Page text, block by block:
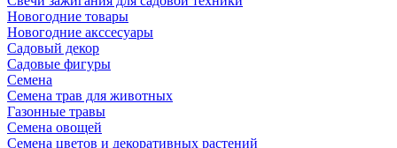
Новогодние товары
Новогодние акссесуары
Садовый декор
Садовые фигуры
Семена
Семена трав для животных
Газонные травы
Семена овощей
Семена цветов и декоративных растений